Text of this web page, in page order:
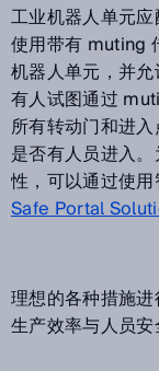
工业机器人单元
使用带有 muting
机器人单元，并
有人试图通过
所有转动门和进
是否有人员进入
性，可以通过使
Safe Portal
理想的各种措施
生产效率与人员安